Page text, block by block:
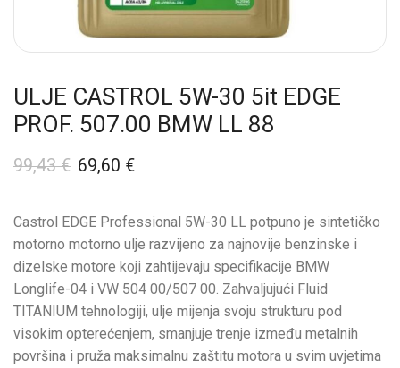
ULJE CASTROL 5W-30 5it EDGE
PROF. 507.00 BMW LL 88
99,43€ 69,60 €
Castrol EDGE Professional 5W-30 LL potpuno je sintetičko
motorno motorno ulje razvijeno za najnovije benzinske i
dizelske motore koji zahtijevaju specifikacije BMW
Longlife-04 i VW 504 00/507 00. Zahvaljujući Fluid
TITANIUM tehnologiji, ulje mijenja svoju strukturu pod
visokim opterećenjem, smanjuje trenje između metalnih
površina i pruža maksimalnu zaštitu motora u svim uvjetima